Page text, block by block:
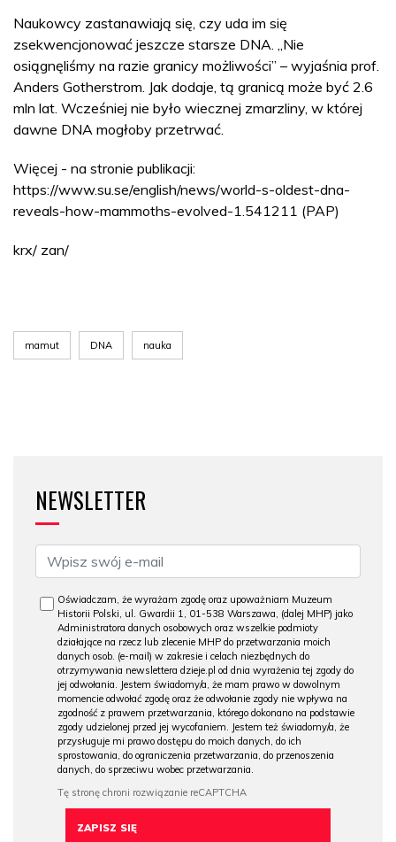
Naukowcy zastanawiają się, czy uda im się
zsekwencjonować jeszcze starsze DNA. „Nie
osiągnęliśmy na razie granicy możliwości” – wyjaśnia prof.
Anders Gotherstrom. Jak dodaje, tą granicą może być 2.6
mln lat. Wcześniej nie było wiecznej zmarzliny, w której
dawne DNA mogłoby przetrwać.
Więcej - na stronie publikacji:
https://www.su.se/english/news/world-s-oldest-dna-
reveals-how-mammoths-evolved-1.541211 (PAP)
krx/ zan/
mamut DNA nauka
NEWSLETTER
Oświadczam, że wyrażam zgodę oraz upoważniam Muzeum
Historii Polski, ul. Gwardii 1, 01-538 Warszawa, (dalej MHP) jako
Administratora danych osobowych oraz wszelkie podmioty
działające na rzecz lub zlecenie MHP do przetwarzania moich
danych osob. (e-mail) w zakresie i celach niezbędnych do
otrzymywania newslettera dzieje.pl od dnia wyrażenia tej zgody do
jej odwołania. Jestem świadomy/a, że mam prawo w dowolnym
momencie odwołać zgodę oraz że odwołanie zgody nie wpływa na
zgodność z prawem przetwarzania, którego dokonano na podstawie
zgody udzielonej przed jej wycofaniem. Jestem też świadomy/a, że
przysługuje mi prawo dostępu do moich danych, do ich
sprostowania, do ograniczenia przetwarzania, do przenoszenia
danych, do sprzeciwu wobec przetwarzania.